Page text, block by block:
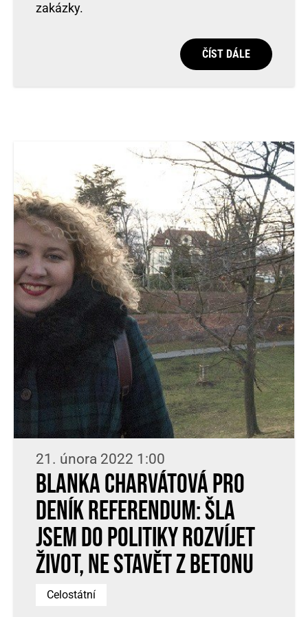
zakázky.
ČÍST DÁLE
21. února 2022 1:00
Blanka Charvátová pro
Deník Referendum: Šla
jsem do politiky rozvíjet
život, ne stavět z betonu
Celostátní